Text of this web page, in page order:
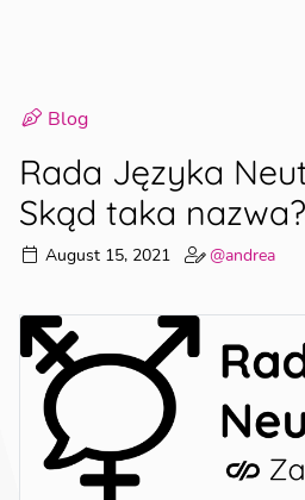
Blog
Rada Języka
Skąd taka nazwa?
August 15, 2021 @andrea